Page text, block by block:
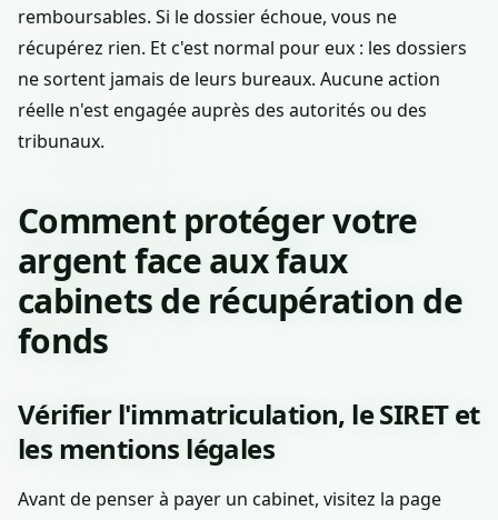
remboursables. Si le dossier échoue, vous ne
récupérez rien. Et c'est normal pour eux : les dossiers
ne sortent jamais de leurs bureaux. Aucune action
réelle n'est engagée auprès des autorités ou des
tribunaux.
Comment protéger votre
argent face aux faux
cabinets de récupération de
fonds
Vérifier l'immatriculation, le SIRET et
les mentions légales
Avant de penser à payer un cabinet, visitez la page